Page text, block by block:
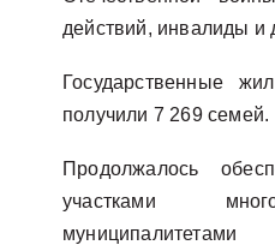
действий, инвалиды и
Государственные
получили 7 269 семей.
Продолжалось
участками